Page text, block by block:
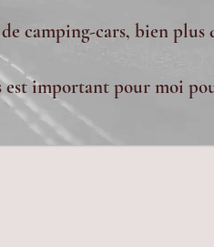
camping-cars, bien plus
est important pour moi